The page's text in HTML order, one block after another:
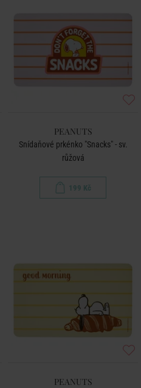
PEANUTS
Snídaňové prkénko "Snacks" - sv.
růžová
199 Kč
PEANUTS